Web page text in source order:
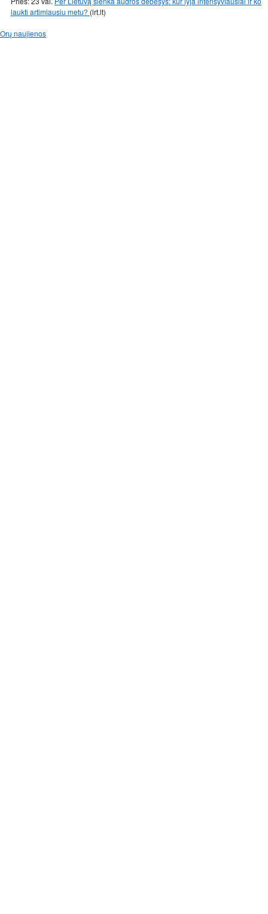
laukti artimiausiu metu? (lrt.lt)
Orų naujienos